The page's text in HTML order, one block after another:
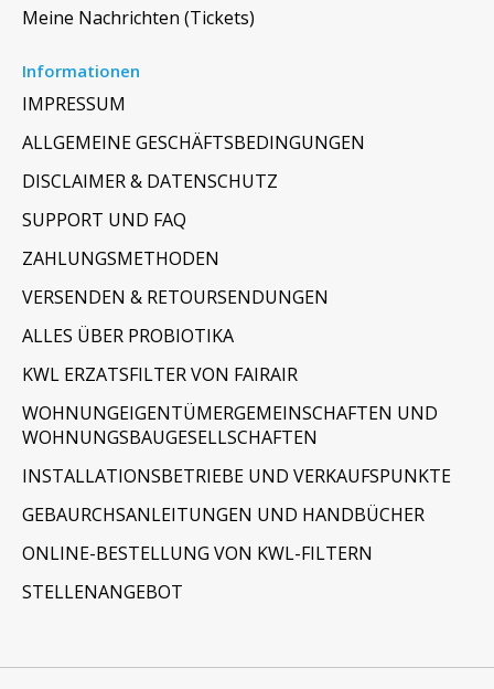
Meine Nachrichten (Tickets)
Informationen
IMPRESSUM
ALLGEMEINE GESCHÄFTSBEDINGUNGEN
DISCLAIMER & DATENSCHUTZ
SUPPORT UND FAQ
ZAHLUNGSMETHODEN
VERSENDEN & RETOURSENDUNGEN
ALLES ÜBER PROBIOTIKA
KWL ERZATSFILTER VON FAIRAIR
WOHNUNGEIGENTÜMERGEMEINSCHAFTEN UND
WOHNUNGSBAUGESELLSCHAFTEN
INSTALLATIONSBETRIEBE UND VERKAUFSPUNKTE
GEBAURCHSANLEITUNGEN UND HANDBÜCHER
ONLINE-BESTELLUNG VON KWL-FILTERN
STELLENANGEBOT